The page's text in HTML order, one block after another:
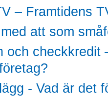
– Framtidens
att som
och checkkredit
- Vad är det